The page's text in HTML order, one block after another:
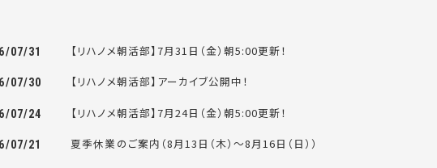
07/31 【リハノメ朝活部】7月31日（金）朝5:00更新！
07/30 【リハノメ朝活部】アーカイブ公開中！
07/24 【リハノメ朝活部】7月24日（金）朝5:00更新！
07/21 夏季休業のご案内（8月13日（木）～8月16日（日））